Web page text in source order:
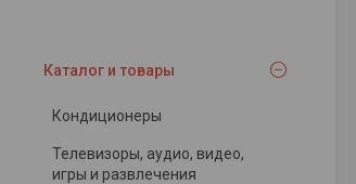
Каталог и товары
Кондиционеры
Телевизоры, аудио, видео,
игры и развлечения